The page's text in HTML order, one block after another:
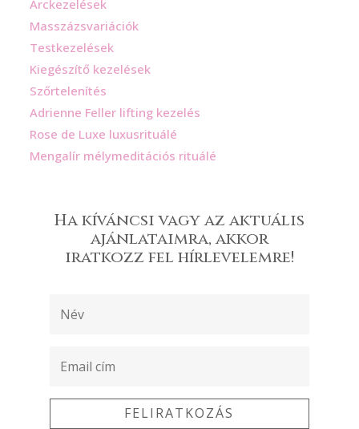
Arckezelések
Masszázsvariációk
Testkezelések
Kiegészítő kezelések
Szőrtelenítés
Adrienne Feller lifting kezelés
Rose de Luxe luxusrituálé
Mengalír mélymeditációs rituálé
Ha kíváncsi vagy az aktuális
ajánlataimra, akkor
iratkozz fel hírlevelemre!
FELIRATKOZÁS